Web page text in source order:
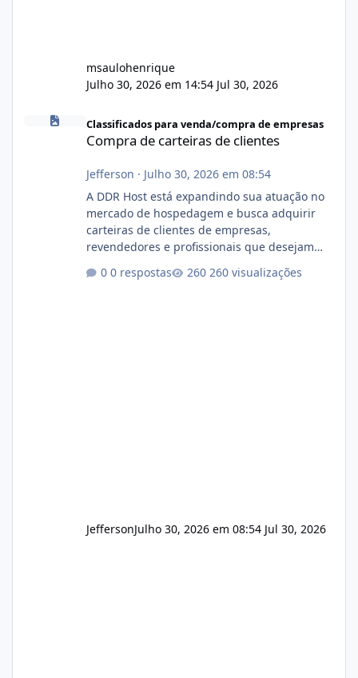
msaulohenrique
Julho 30, 2026 em 14:54 Jul 30, 2026
Compra de carteiras de clientes
Classificados para venda/compra de empresas
Compra de carteiras de clientes
Jefferson · Julho 30, 2026 em 08:54
A DDR Host está expandindo sua atuação no
mercado de hospedagem e busca adquirir
carteiras de clientes de empresas,
revendedores e profissionais que desejam
operação. Se você possui clientes ativos de
0 respostas 260 visualizações
JeffersonJulho 30, 2026 em 08:54 Jul 30, 2026